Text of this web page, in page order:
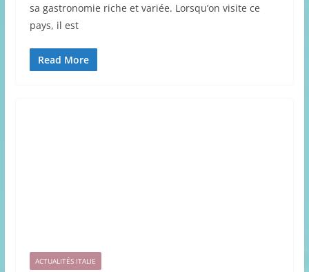
sa gastronomie riche et variée. Lorsqu’on visite ce
pays, il est
Read More
ACTUALITÉS ITALIE